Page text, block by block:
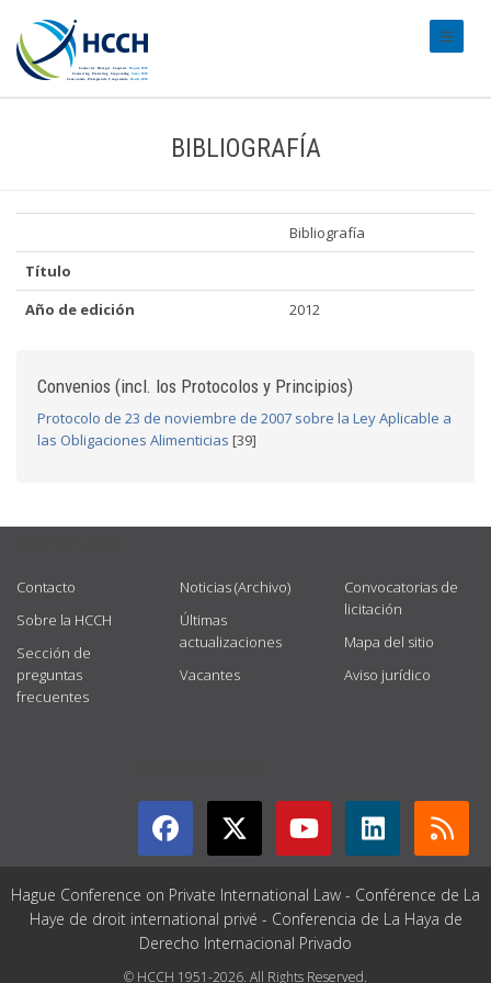
BIBLIOGRAFÍA
Bibliografía
Título
Año de edición
2012
Convenios (incl. los Protocolos y Principios)
Protocolo de 23 de noviembre de 2007 sobre la Ley Aplicable a
las Obligaciones Alimenticias [39]
Contacto
Sobre la HCCH
Sección de
preguntas
frecuentes
Noticias (Archivo)
Últimas
actualizaciones
Vacantes
Convocatorias de
licitación
Mapa del sitio
Aviso jurídico
Hague Conference on Private International Law - Conférence de La
Haye de droit international privé - Conferencia de La Haya de
Derecho Internacional Privado
© HCCH 1951-2026. All Rights Reserved.